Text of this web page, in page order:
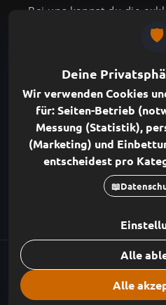
Bei uns kannst du die
kaufen und findest
ABONNIERE
E-Mail
Zahlungsmethoden